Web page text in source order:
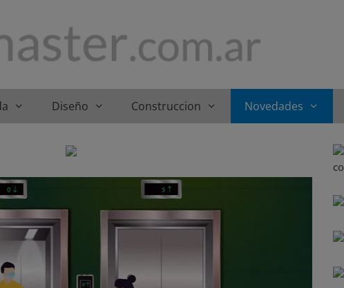
Diseño Construccion Novedades